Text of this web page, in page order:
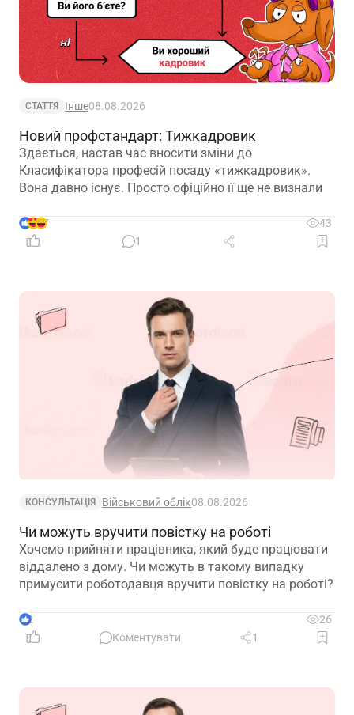
СТАТТЯ Інше08.08.2026
Новий профстандарт: Тижкадровик
Здається, настав час вносити зміни до
Класифікатора професій посаду «тижкадровик».
Вона давно існує. Просто офіційно її ще не визнали
7
43
1
КОНСУЛЬТАЦІЯ Військовий облік08.08.2026
Чи можуть вручити повістку на роботі
Хочемо прийняти працівника, який буде працювати
віддалено з дому. Чи можуть в такому випадку
примусити роботодавця вручити повістку на роботі?
2
26
Коментувати
1